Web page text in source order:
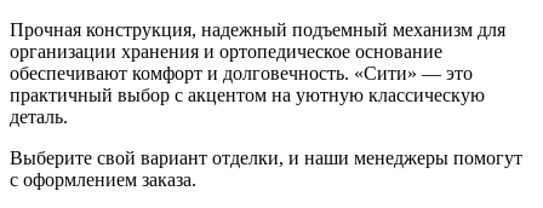
Прочная конструкция, надежный подъемный механизм для
организации хранения и ортопедическое основание
обеспечивают комфорт и долговечность. «Сити» — это
практичный выбор с акцентом на уютную классическую
деталь.
Выберите свой вариант отделки, и наши менеджеры помогут
с оформлением заказа.